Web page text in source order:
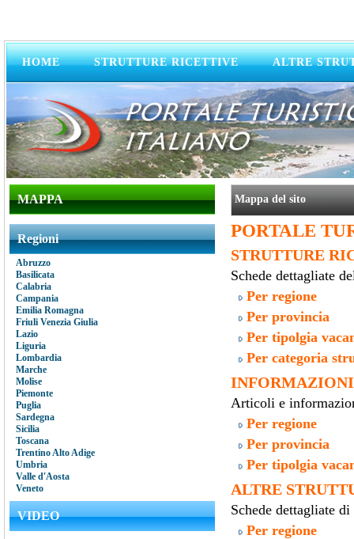
HOME STRUTTURE RICETTIVE ALTRE
MAPPA
Regioni
Abruzzo
Basilicata
Calabria
Campania
Emilia Romagna
Friuli Venezia Giulia
Lazio
Liguria
Lombardia
Marche
Molise
Piemonte
Puglia
Sardegna
Sicilia
Toscana
Trentino Alto Adige
Umbria
Valle d'Aosta
Veneto
VIDEO
Mappa del sito
PORTALE
STRUTTURE
Schede dettagliate
Per regione
Per provincia
Per tipolgia
Per categoria
Articoli e
Per regione
Per provincia
Per tipolgia
ALTRE
Schede dettagliate
Per regione